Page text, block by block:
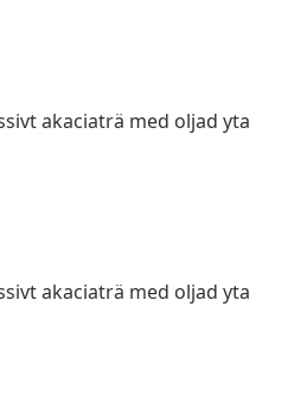
akaciaträ med oljad yta
akaciaträ med oljad yta